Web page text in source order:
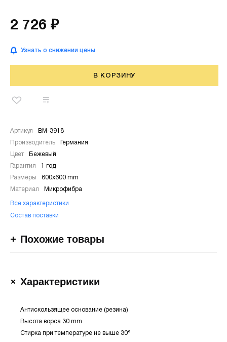
2 726 ₽
Узнать о снижении цены
В КОРЗИНУ
Артикул BM-3918
Производитель Германия
Цвет Бежевый
Гарантия 1 год
Размеры 600х600 mm
Материал Микрофибра
Все характеристики
Состав поставки
Похожие товары
Характеристики
Антискользящее основание (резина)
Высота ворса 30 mm
Стирка при температуре не выше 30°